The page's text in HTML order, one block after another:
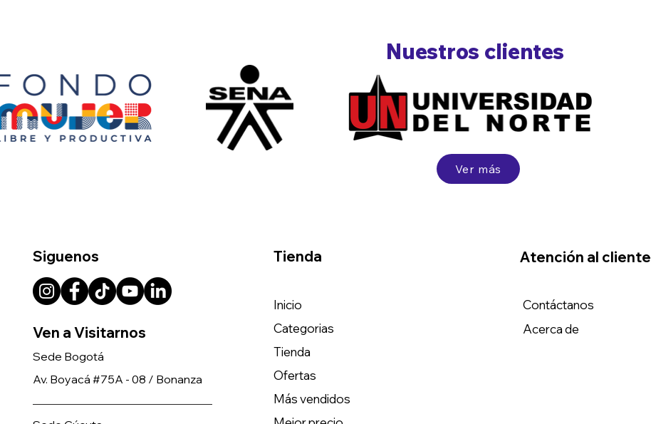
Nuestros clientes
Ver más
Siguenos
Ven a Visitarnos
Sede Bogotá
Av. Boyacá #75A - 08 / Bonanza
Tienda
Inicio
Categorias
Tienda
Ofertas
Más vendidos
Atención al cliente
Contáctanos
Acerca de